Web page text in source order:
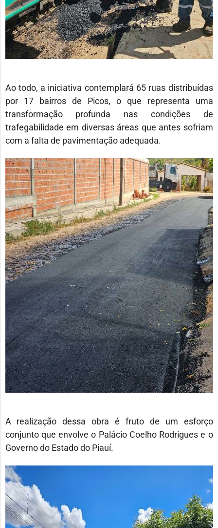
Ao todo, a iniciativa contemplará 65 ruas distribuídas
por 17 bairros de Picos, o que representa uma
transformação profunda nas condições de
trafegabilidade em diversas áreas que antes sofriam
com a falta de pavimentação adequada.
A realização dessa obra é fruto de um esforço
conjunto que envolve o Palácio Coelho Rodrigues e o
Governo do Estado do Piauí.